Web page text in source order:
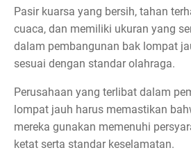
Pasir kuarsa yang bersih, tahan
cuaca, dan memiliki ukuran yang
dalam pembangunan bak lompat
sesuai dengan standar olahraga.
Perusahaan yang terlibat dalam
lompat jauh harus memastikan
mereka gunakan memenuhi
ketat serta standar keselamatan.